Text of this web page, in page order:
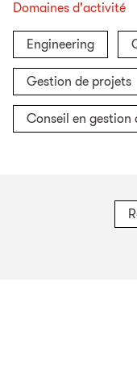
Domaines d'activité
Engineering
Gestion de projets
Conseil en gestion